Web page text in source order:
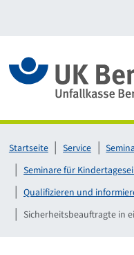
Startseite Service
Seminare für
Qualifizieren und
Sicherheitsbeauftragte in